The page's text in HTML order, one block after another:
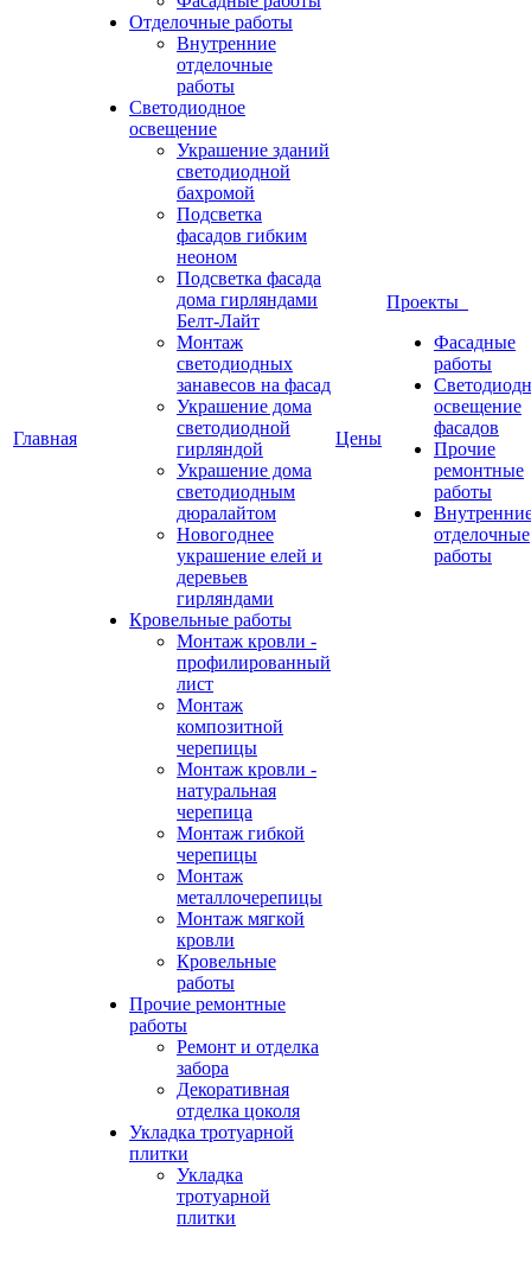
Главная
Отделочные работы
Внутренние
отделочные
работы
Светодиодное
освещение
Украшение зданий
светодиодной
бахромой
Подсветка
фасадов гибким
неоном
Подсветка фасада
дома гирляндами
Белт-Лайт
Монтаж
светодиодных
занавесов на фасад
Украшение дома
светодиодной
гирляндой
Украшение дома
светодиодным
дюралайтом
Новогоднее
украшение елей и
деревьев
гирляндами
Кровельные работы
Монтаж кровли -
профилированный
лист
Монтаж
композитной
черепицы
Монтаж кровли -
натуральная
черепица
Монтаж гибкой
черепицы
Монтаж
металлочерепицы
Монтаж мягкой
кровли
Кровельные
работы
Прочие ремонтные
работы
Ремонт и отделка
забора
Декоративная
отделка цоколя
Укладка тротуарной
плитки
Укладка
тротуарной
плитки
Цены
Проекты
Фасадные
работы
освещение
фасадов
Прочие
ремонтные
работы
отделочные
работы